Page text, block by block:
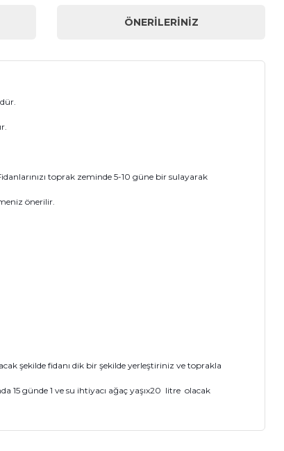
ÖNERILERINIZ
toprak zeminde 5-10 güne bir sulayarak
önerilir.
şekilde fidanı dik bir şekilde yerleştiriniz ve toprakla
15 günde 1 ve su ihtiyacı ağaç yaşıx20 litre olacak